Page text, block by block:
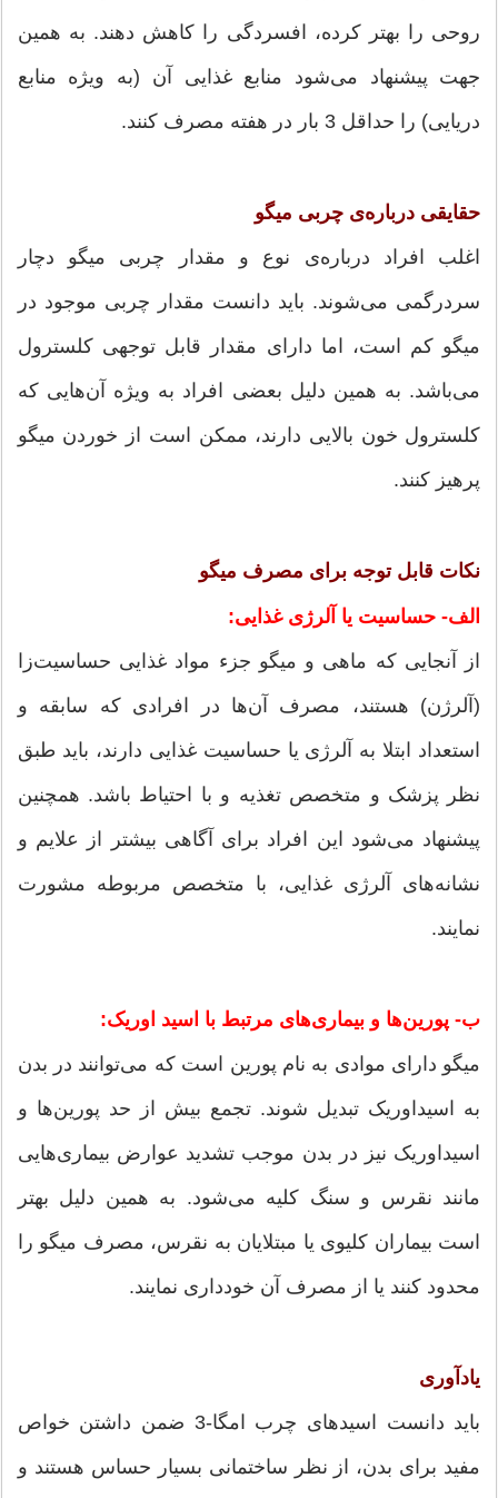
روحی را بهتر کرده، افسردگی را کاهش دهند. به همین
جهت پیشنهاد می‌شود منابع غذایی آن (به ویژه منابع
دریایی) را حداقل 3 بار در هفته مصرف کنند.
حقایقی درباره‌ی چربی میگو
اغلب افراد درباره‌ی نوع و مقدار چربی میگو دچار
سردرگمی می‌شوند. باید دانست مقدار چربی موجود در
میگو کم است، اما دارای مقدار قابل توجهی کلسترول
می‌باشد. به همین دلیل بعضی افراد به ویژه آن‌هایی که
کلسترول خون بالایی دارند، ممکن است از خوردن میگو
پرهیز کنند.
نکات قابل توجه برای مصرف میگو
الف- حساسیت یا آلرژی غذایی:
از آنجایی که ماهی و میگو جزء مواد غذایی حساسیت‌زا
(آلرژن) هستند، مصرف آن‌ها در افرادی که سابقه و
استعداد ابتلا به آلرژی یا حساسیت غذایی دارند، باید طبق
نظر پزشک و متخصص تغذیه و با احتیاط باشد. همچنین
پیشنهاد می‌شود این افراد برای آگاهی بیشتر از علایم و
نشانه‌های آلرژی غذایی، با متخصص مربوطه مشورت
نمایند.
ب- پورین‌ها و بیماری‌های مرتبط با اسید اوریک:
میگو دارای موادی به نام پورین است که می‌توانند در بدن
به اسیداوریک تبدیل شوند. تجمع بیش از حد پورین‌ها و
اسیداوریک نیز در بدن موجب تشدید عوارض بیماری‌هایی
مانند نقرس و سنگ کلیه می‌شود. به همین دلیل بهتر
است بیماران کلیوی یا مبتلایان به نقرس، مصرف میگو را
محدود کنند یا از مصرف آن خودداری نمایند.
یادآوری
باید دانست اسیدهای چرب امگا-3 ضمن داشتن خواص
مفید برای بدن، از نظر ساختمانی بسیار حساس هستند و